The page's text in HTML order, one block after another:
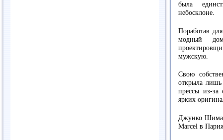
была
небосклоне.
Поработав
модный
мужскую.
Свою
открыла
прессы из-за
ярких
Джунко
Marcel в